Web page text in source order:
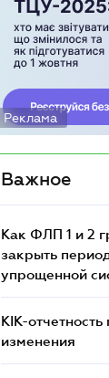
Реклама
Важное
Как ФЛП 1 и 2
закрыть
упрощенной
КІК-
изменения